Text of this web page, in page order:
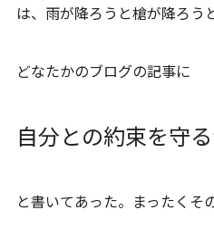
は、雨が降ろうと槍が降ろう
どなたかのブログの記事に
自分との約束を守
と書いてあった。まったくそ